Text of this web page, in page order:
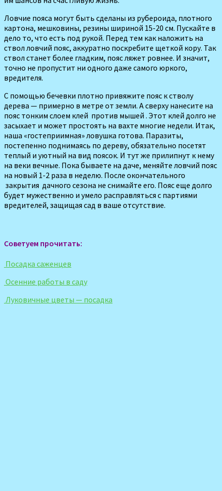
Ловчие поя­са могут быть сделаны из рубероида, плотного
картона, мешковины, резины шириной 15-20 см. Пускайте в
дело то, что есть под рукой. Перед тем как наложить на
ствол ловчий пояс, аккуратно поскребите щеткой кору. Так
ствол станет более гладким, пояс ляжет ровнее. И значит,
точно не пропустит ни одного даже самого юркого,
вредителя.
С помо­щью бечевки плотно привяжите пояс к стволу
дерева — примерно в метре от земли. А сверху нане­сите на
пояс тонким слоем клей против мышей . Этот клей долго не
засыхает и может простоять на вахте многие недели. Итак,
наша «гостеприимная» ловушка гото­ва. Паразиты,
постепенно поднимаясь по дереву, обязательно посетят
теплый и уютный на вид поясок. И тут же при­липнут к нему
на ве­ки вечные. Пока бываете на даче, меняйте ловчий по­яс
на новый 1-2 раза в неде­лю. После окончательного
закрытия дачного сезона не сни­майте его. Пояс еще долго
будет мужественно и умело расправляться с партиями
вредителей, защищая сад в ваше отсутствие.
Советуем прочитать:
Посадка саженцев
Осенние работы в саду
Луковичные цветы — посадка